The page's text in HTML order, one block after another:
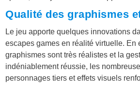
Qualité des graphismes
Le jeu apporte quelques innovations
escapes games en réalité virtuelle. En
graphismes sont très réalistes et la
indéniablement réussie, les
personnages tiers et effets visuels